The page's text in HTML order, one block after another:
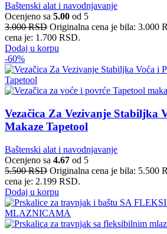
Baštenski alat i navodnjavanje
Ocenjeno sa 5.00 od 5
3.000RSD Originalna cena je bila: 3.000
cena je: 1.700 RSD.
Dodaj u korpu
-60%
Vezačica Za Vezivanje Stabiljka
Makaze Tapetool
Baštenski alat i navodnjavanje
Ocenjeno sa 4.67 od 5
5.500RSD Originalna cena je bila: 5.500
cena je: 2.199 RSD.
Dodaj u korpu